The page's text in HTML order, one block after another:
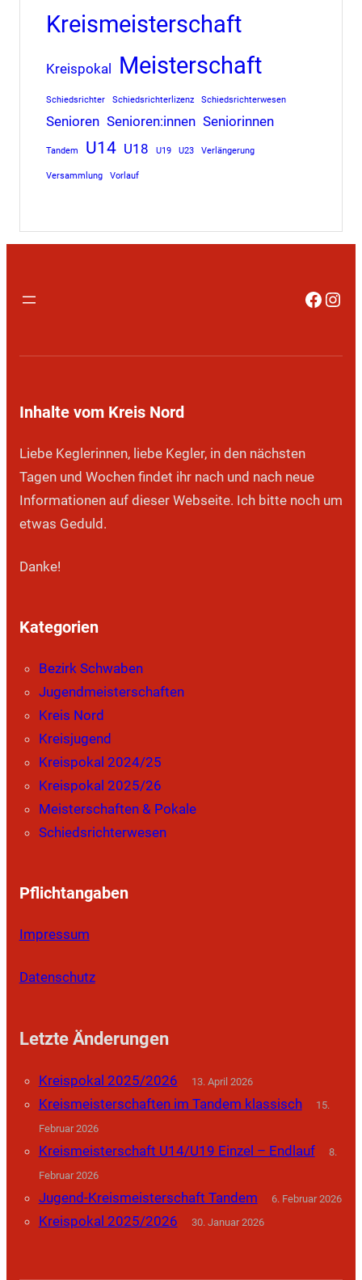
Kreismeisterschaft
Kreispokal Meisterschaft
Schiedsrichter Schiedsrichterlizenz Schiedsrichterwesen
Senioren Senioren:innen Seniorinnen
Tandem U14 U18 U19 U23 Verlängerung
Versammlung Vorlauf
Inhalte vom Kreis Nord
Liebe Keglerinnen, liebe Kegler, in den nächsten
Tagen und Wochen findet ihr nach und nach neue
Informationen auf dieser Webseite. Ich bitte noch um
etwas Geduld.
Danke!
Kategorien
Bezirk Schwaben
Jugendmeisterschaften
Kreis Nord
Kreisjugend
Kreispokal 2024/25
Kreispokal 2025/26
Meisterschaften & Pokale
Schiedsrichterwesen
Pflichtangaben
Impressum
Datenschutz
Letzte Änderungen
Kreispokal 2025/2026 13. April 2026
Kreismeisterschaften im Tandem klassisch
15.
Februar 2026
Kreismeisterschaft U14/U19 Einzel – Endlauf
8.
Februar 2026
Jugend-Kreismeisterschaft Tandem 6. Februar 2026
Kreispokal 2025/2026 30. Januar 2026